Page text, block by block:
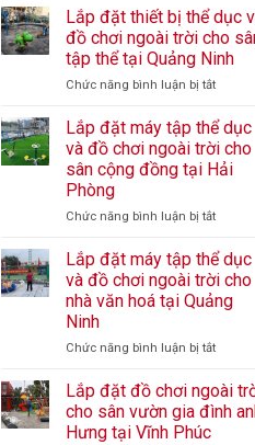
công
lắp
đặt
sân
chơi
em
tại
nhà
văn
thôn
tỉnh
Thái
Nguyên
Lắp đặt thiết bị thể dục
đồ chơi ngoài trời cho
tập thể tại Quảng Ninh
Chức năng bình luận bị tắtở
đặt
thiết
bị
thể
và
chơi
ngoài
trời
cho
tập
tại
Quảng
Ninh
Lắp đặt máy tập thể dục
và đồ chơi ngoài trời cho
sân cộng đồng tại Hải
Phòng
Chức năng bình luận bị tắtở
đặt
máy
tập
thể
và
chơi
ngoài
trời
Lắp đặt máy tập thể dục
và đồ chơi ngoài trời cho
nhà văn hoá tại Quảng
Ninh
Chức năng bình luận bị tắtở
đặt
máy
tập
Lắp đặt đồ chơi ngoài
cho sân vườn gia đình
Hưng tại Vĩnh Phúc